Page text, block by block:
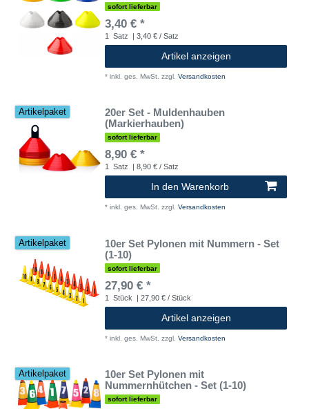
sofort lieferbar
3,40 € *
1 Satz | 3,40 € / Satz
Artikel anzeigen
* inkl. ges. MwSt. zzgl. Versandkosten
Artikelpaket
20er Set - Muldenhauben
(Markierhauben)
sofort lieferbar
8,90 € *
1 Satz | 8,90 € / Satz
In den Warenkorb
* inkl. ges. MwSt. zzgl. Versandkosten
Artikelpaket
10er Set Pylonen mit Nummern - Set
(1-10)
sofort lieferbar
27,90 € *
1 Stück | 27,90 € / Stück
Artikel anzeigen
* inkl. ges. MwSt. zzgl. Versandkosten
Artikelpaket
10er Set Pylonen mit
Nummernhütchen - Set (1-10)
sofort lieferbar